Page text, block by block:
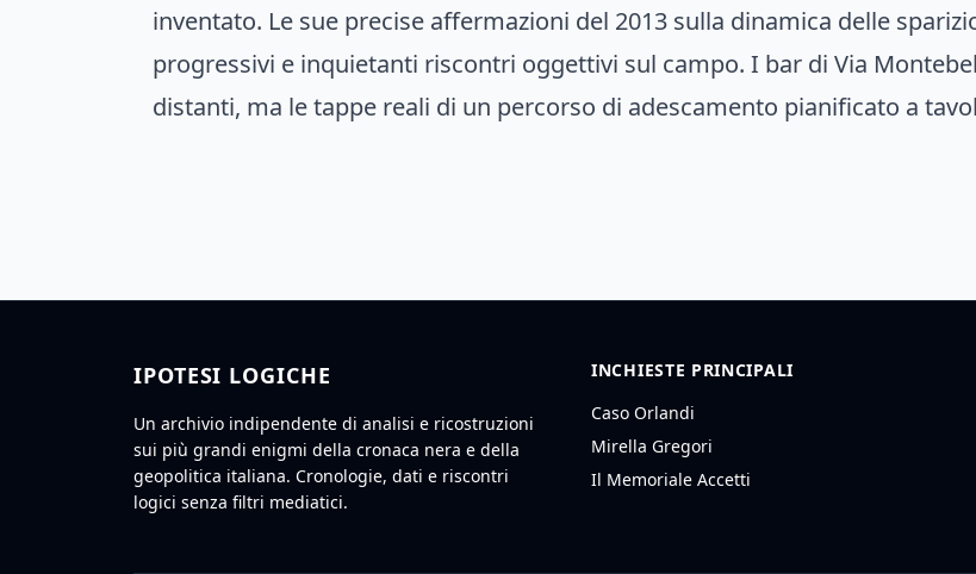
inventato. Le sue precise affermazioni del 2013 sulla dinamica delle
progressivi e inquietanti riscontri oggettivi sul campo. I bar di Via
distanti, ma le tappe reali di un percorso di adescamento pianificato a
IPOTESI LOGICHE
Un archivio indipendente di analisi e ricostruzioni
sui più grandi enigmi della cronaca nera e della
geopolitica italiana. Cronologie, dati e riscontri
logici senza filtri mediatici.
INCHIESTE PRINCIPALI
Caso Orlandi
Mirella Gregori
Il Memoriale Accetti